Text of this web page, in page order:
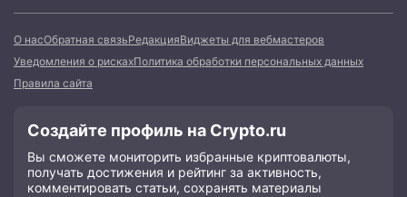
О насОбратная связьРедакцияВиджеты для вебмастеров
Уведомления о рискахПолитика обработки персональных данных
Правила сайта
Создайте профиль на Crypto.ru
Вы сможете мониторить избранные криптовалюты,
получать достижения и рейтинг за активность,
комментировать статьи, сохранять материалы